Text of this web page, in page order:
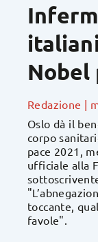
Nobel
Redazione |
Oslo dà il
corpo
pace 2021,
ufficiale alla
toccante,
favole".